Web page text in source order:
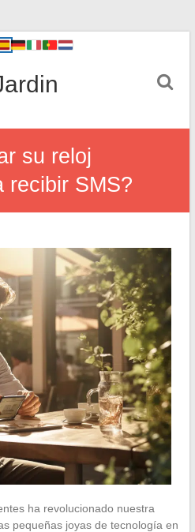
su reloj
recibir SMS?
ha revolucionado nuestra
pequeñas joyas de tecnología en